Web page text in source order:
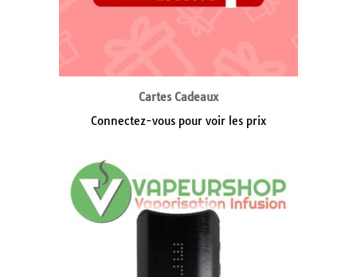
Cartes Cadeaux
Connectez-vous pour voir les prix